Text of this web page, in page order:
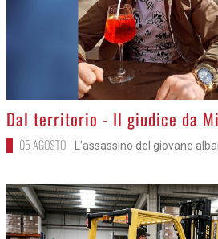
>
Dal territorio - Il giudice da
05 AGOSTO L'assassino del giovane